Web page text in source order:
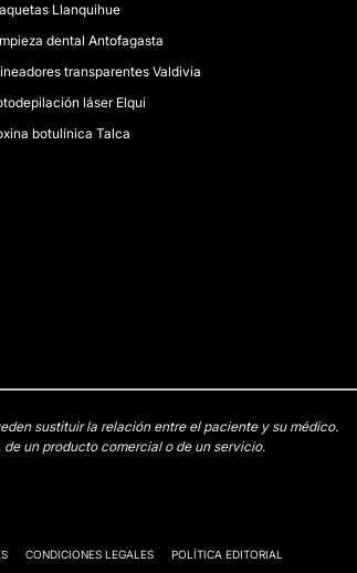
Llanquihue
dental Antofagasta
transparentes Valdivia
láser Elqui
botulínica Talca
sustituir la relación entre el paciente y su médico.
un producto comercial o de un servicio.
CONDICIONES LEGALES POLÍTICA EDITORIAL